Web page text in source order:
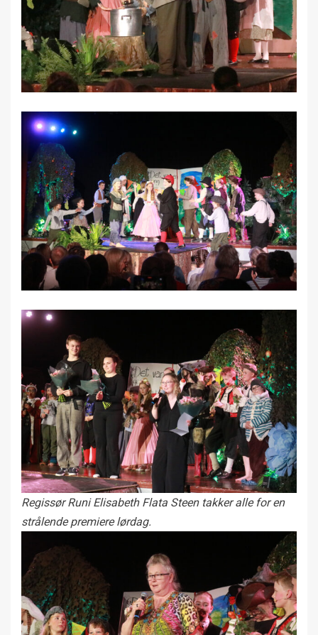
Regissør Runi Elisabeth Flata Steen takker alle for en
strålende premiere lørdag.